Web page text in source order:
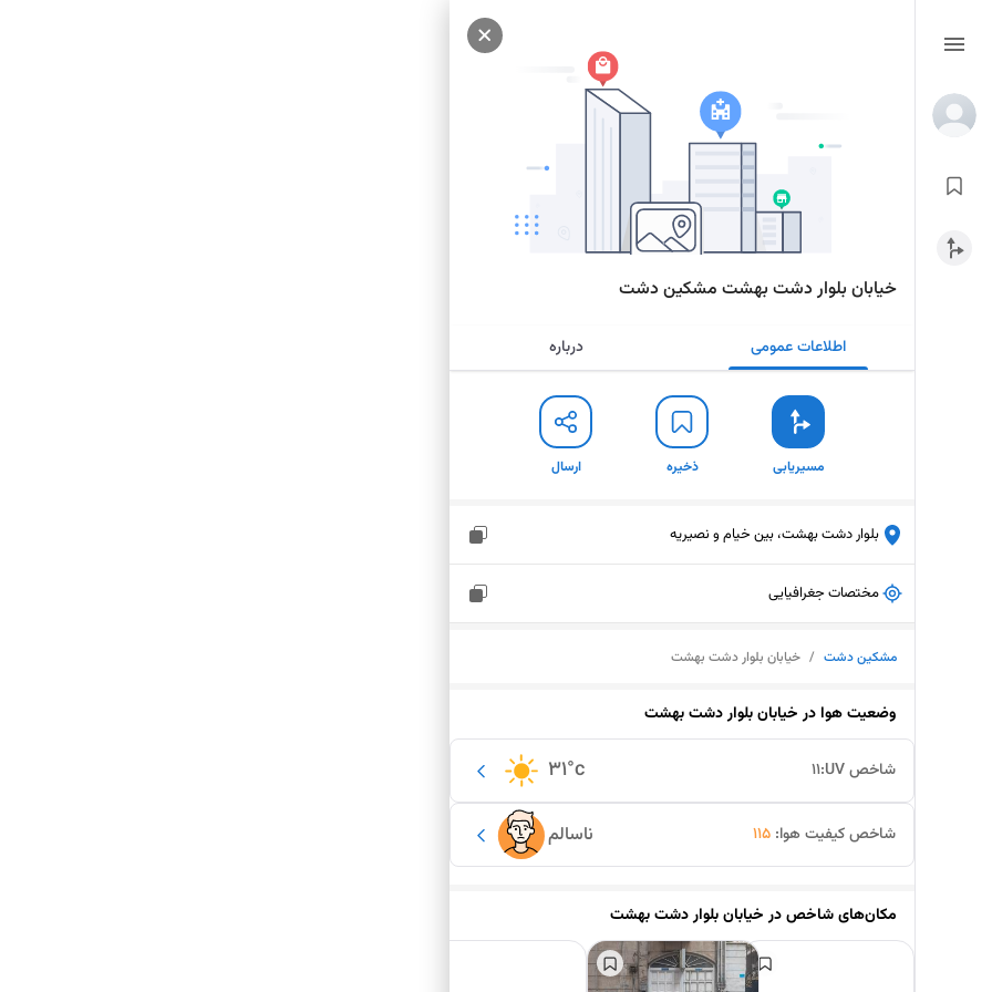
خیابان بلوار دشت بهشت مشکین دشت
اطلاعات عمومی درباره
مسیریابی ذخیره ارسال
بلوار دشت بهشت، بین خیام و نصیریه
مختصات جغرافیایی
مشکین دشت / خیابان بلوار دشت بهشت
وضعیت هوا درخیابان بلوار دشت بهشت
31°c شاخص UV: 11
ناسالم شاخص کیفیت هوا: 115
مکان‌های شاخص درخیابان بلوار دشت بهشت